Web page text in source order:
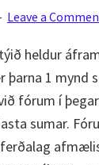
Leave a
heldur
þarna 1 mynd
fórum í
sumar.